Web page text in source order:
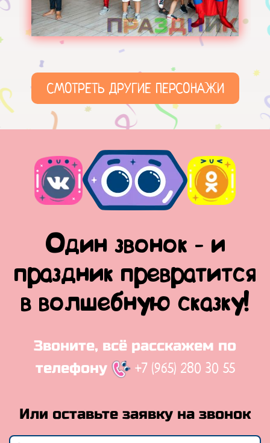
СМОТРЕТЬ ДРУГИЕ ПЕРСОНАЖИ
Один звонок - и
праздник превратится
в волшебную сказку!
Звоните, всё расскажем по
телефону
+7 (965) 280 30 55
Или оставьте заявку на звонок